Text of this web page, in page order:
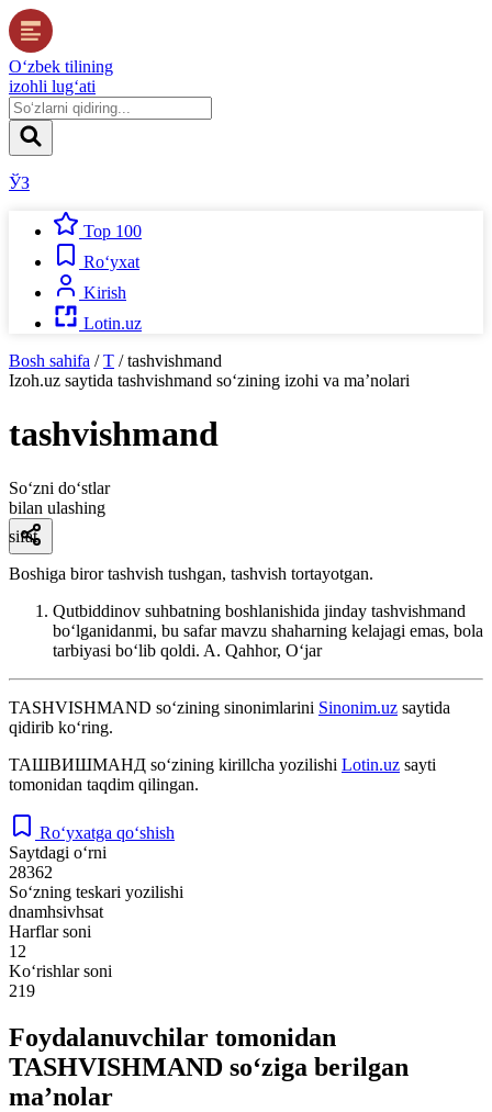
O‘zbek tilining
izohli lug‘ati
ЎЗ
Top 100
Ro‘yxat
Kirish
Lotin.uz
Bosh sahifa / T / tashvishmand
Izoh.uz saytida tashvishmand so‘zining izohi va ma’nolari
tashvishmand
So‘zni do‘stlar
bilan ulashing
sifat
Boshiga biror tashvish tushgan, tashvish tortayotgan.
Qutbiddinov suhbatning boshlanishida jinday tashvishmand
boʻlganidanmi, bu safar mavzu shaharning kelajagi emas, bola
tarbiyasi boʻlib qoldi. A. Qahhor, Oʻjar
TASHVISHMAND so‘zining sinonimlarini Sinonim.uz saytida
qidirib ko‘ring.
ТАШВИШМАНД so‘zining kirillcha yozilishi Lotin.uz sayti
tomonidan taqdim qilingan.
Ro‘yxatga qo‘shish
Saytdagi o‘rni
28362
So‘zning teskari yozilishi
dnamhsivhsat
Harflar soni
12
Ko‘rishlar soni
219
Foydalanuvchilar tomonidan
TASHVISHMAND so‘ziga berilgan
ma’nolar